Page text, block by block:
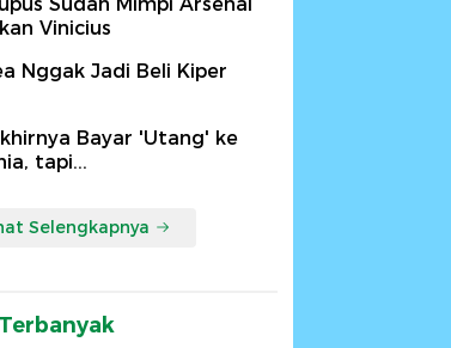
Vinicius
Nggak Jadi Beli Kiper
Bayar 'Utang' ke
tapi...
Selengkapnya